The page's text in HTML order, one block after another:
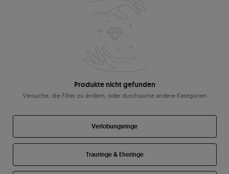
Produkte nicht gefunden
Versuche, die Filter zu ändern, oder durchsuche andere Kategorien
Verlobungsringe
Trauringe & Eheringe